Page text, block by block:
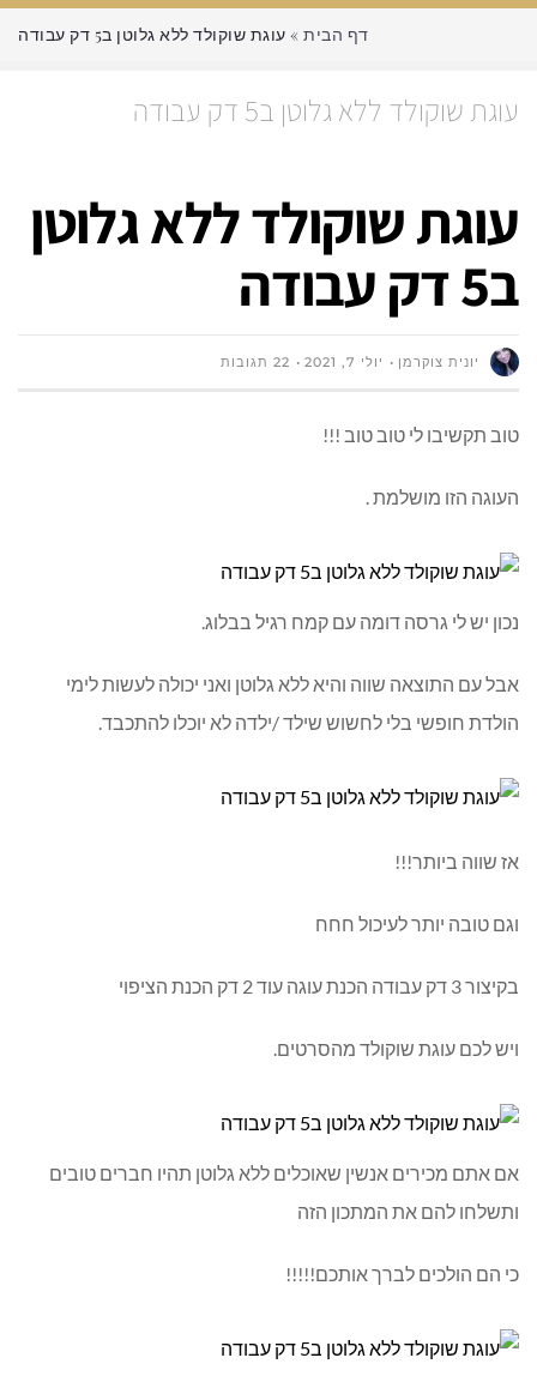
דף הבית » עוגת שוקולד ללא גלוטן ב5 דק עבודה
עוגת שוקולד ללא גלוטן ב5 דק עבודה
עוגת שוקולד ללא גלוטן
ב5 דק עבודה
יונית צוקרמן יולי 7, 2021 22 תגובות
טוב תקשיבו לי טוב טוב !!!
העוגה הזו מושלמת .
נכון יש לי גרסה דומה עם קמח רגיל בבלוג.
אבל עם התוצאה שווה והיא ללא גלוטן ואני יכולה לעשות לימי
הולדת חופשי בלי לחשוש שילד /ילדה לא יוכלו להתכבד.
אז שווה ביותר!!!
וגם טובה יותר לעיכול חחח
בקיצור 3 דק עבודה הכנת עוגה עוד 2 דק הכנת הציפוי
ויש לכם עוגת שוקולד מהסרטים.
אם אתם מכירים אנשין שאוכלים ללא גלוטן תהיו חברים טובים
ותשלחו להם את המתכון הזה
כי הם הולכים לברך אותכם!!!!!